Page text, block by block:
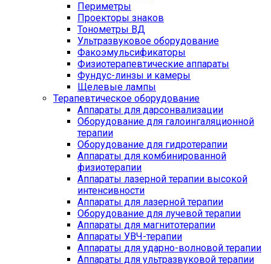
Периметры
Проекторы знаков
Тонометры ВД
Ультразвуковое оборудование
Факоэмульсификаторы
Физиотерапевтические аппараты
Фундус-линзы и камеры
Щелевые лампы
Терапевтическое оборудование
Аппараты для дарсонвализации
Оборудование для галоингаляционной
терапии
Оборудование для гидротерапии
Аппараты для комбинированной
физиотерапии
Аппараты лазерной терапии высокой
интенсивности
Аппараты для лазерной терапии
Оборудование для лучевой терапии
Аппараты для магнитотерапии
Аппараты УВЧ-терапии
Аппараты для ударно-волновой терапии
Аппараты для ультразвуковой терапии